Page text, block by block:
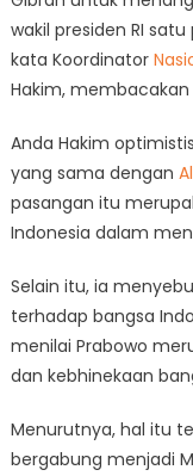
wakil presiden RI
kata Koordinator
Hakim, membacakan
Anda Hakim optimistis
yang sama dengan
pasangan itu
Indonesia dalam
Selain itu, ia
terhadap bangsa
menilai Prabowo
dan kebhinekaan
Menurutnya, hal itu
bergabung menjadi